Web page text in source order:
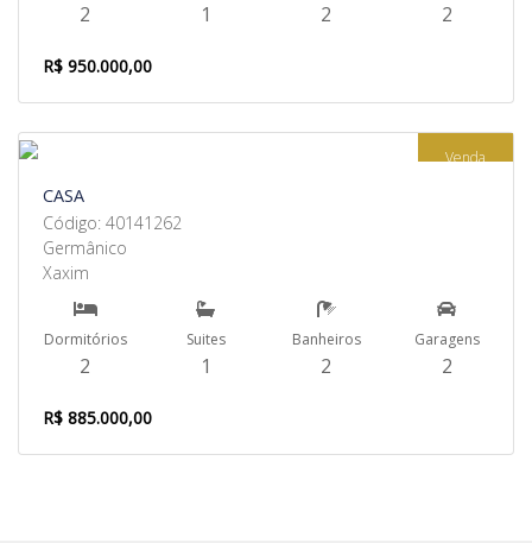
2 1 2 2
R$ 950.000,00
Venda
CASA
Código: 40141262
Germânico
Xaxim
Dormitórios
2
Suites
1
Banheiros
2
Garagens
2
R$ 885.000,00